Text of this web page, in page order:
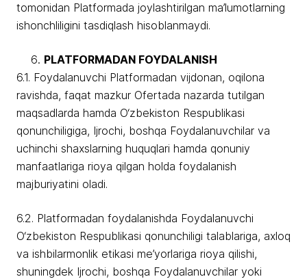
tomonidan Platformada joylashtirilgan ma’lumotlarning
ishonchliligini tasdiqlash hisoblanmaydi.
PLATFORMADAN FOYDALANISH
6.1. Foydalanuvchi Platformadan vijdonan, oqilona
ravishda, faqat mazkur Ofertada nazarda tutilgan
maqsadlarda hamda O‘zbekiston Respublikasi
qonunchiligiga, Ijrochi, boshqa Foydalanuvchilar va
uchinchi shaxslarning huquqlari hamda qonuniy
manfaatlariga rioya qilgan holda foydalanish
majburiyatini oladi.
6.2. Platformadan foydalanishda Foydalanuvchi
O‘zbekiston Respublikasi qonunchiligi talablariga, axloq
va ishbilarmonlik etikasi me’yorlariga rioya qilishi,
shuningdek Ijrochi, boshqa Foydalanuvchilar yoki